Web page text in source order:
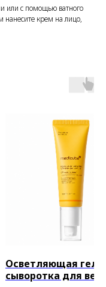
или с помощью ватного
нанесите крем на лицо,
Осветляющая гель-
сыворотка для век